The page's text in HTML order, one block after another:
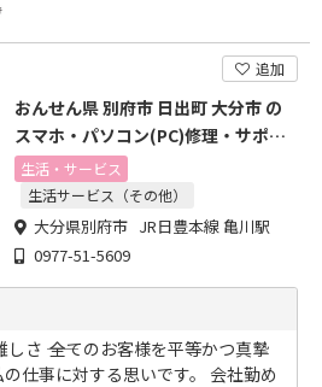
追加
おんせん県 別府市 日出町 大分市 の
スマホ・パソコン(PC)修理・サポー
トならおまかせ!
生活・サービス
生活サービス（その他）
大分県別府市 JR日豊本線 亀川駅
0977-51-5609
しさ ―― 全てのお客様を平等かつ真摯
仕事に対する思いです。 会社勤め